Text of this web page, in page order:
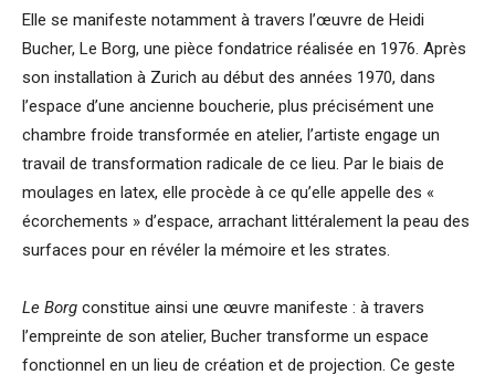
Elle se manifeste notamment à travers l’œuvre de Heidi
Bucher, Le Borg, une pièce fondatrice réalisée en 1976. Après
son installation à Zurich au début des années 1970, dans
l’espace d’une ancienne boucherie, plus précisément une
chambre froide transformée en atelier, l’artiste engage un
travail de transformation radicale de ce lieu. Par le biais de
moulages en latex, elle procède à ce qu’elle appelle des «
écorchements » d’espace, arrachant littéralement la peau des
surfaces pour en révéler la mémoire et les strates.
Le Borg constitue ainsi une œuvre manifeste : à travers
l’empreinte de son atelier, Bucher transforme un espace
fonctionnel en un lieu de création et de projection. Ce geste